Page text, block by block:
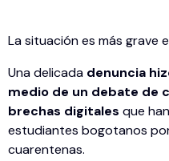
La situación es más grave
Una delicada denuncia
medio de un debate de
brechas digitales que
estudiantes bogotanos
cuarentenas.